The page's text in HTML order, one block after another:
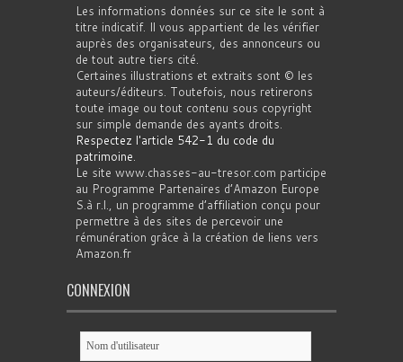
Les informations données sur ce site le sont à
titre indicatif. Il vous appartient de les vérifier
auprès des organisateurs, des annonceurs ou
de tout autre tiers cité.
Certaines illustrations et extraits sont © les
auteurs/éditeurs. Toutefois, nous retirerons
toute image ou tout contenu sous copyright
sur simple demande des ayants droits.
Respectez l'article 542-1 du code du
patrimoine
Le site www.chasses-au-tresor.com participe
au Programme Partenaires d’Amazon Europe
S.à r.l., un programme d’affiliation conçu pour
permettre à des sites de percevoir une
rémunération grâce à la création de liens vers
Amazon.fr
CONNEXION